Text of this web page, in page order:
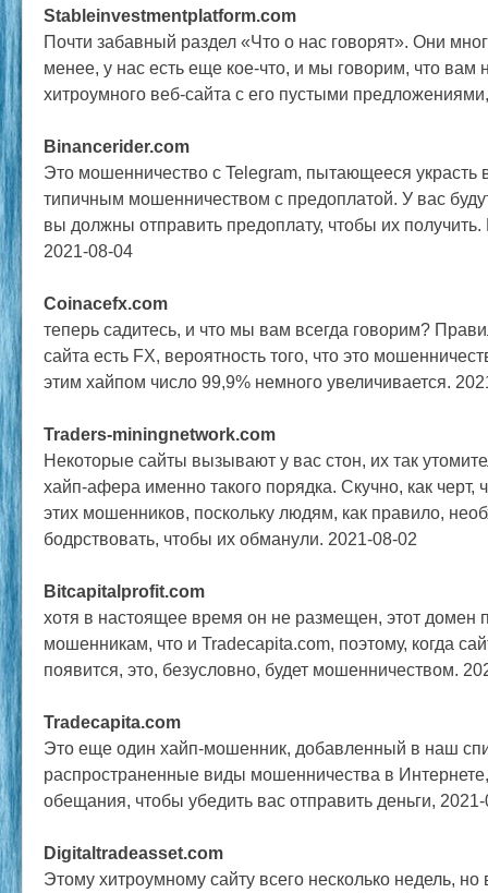
Stableinvestmentplatform.com
Почти забавный раздел «Что о нас говорят». Они
менее, у нас есть еще кое-что, и мы говорим, что вам
хитроумного веб-сайта с его пустыми
Binancerider.com
Это мошенничество с Telegram, пытающееся украсть
типичным мошенничеством с предоплатой. У вас
вы должны отправить предоплату, чтобы их получить.
2021-08-04
Coinacefx.com
теперь садитесь, и что мы вам всегда говорим?
сайта есть FX, вероятность того, что это
этим хайпом число 99,9% немного увеличивается.
Traders-miningnetwork.com
Некоторые сайты вызывают у вас стон, их так
хайп-афера именно такого порядка. Скучно, как черт,
этих мошенников, поскольку людям, как правило,
бодрствовать, чтобы их обманули. 2021-08-02
Bitcapitalprofit.com
хотя в настоящее время он не размещен, этот домен
мошенникам, что и Tradecapita.com, поэтому, когда
появится, это, безусловно, будет мошенничеством.
Tradecapita.com
Это еще один хайп-мошенник, добавленный в наш
распространенные виды мошенничества в
обещания, чтобы убедить вас отправить деньги,
Digitaltradeasset.com
Этому хитроумному сайту всего несколько недель,